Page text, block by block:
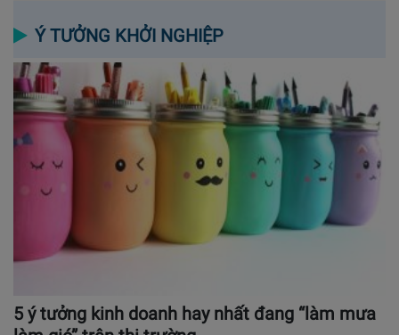
Ý TƯỞNG KHỞI NGHIỆP
5 ý tưởng kinh doanh hay nhất đang “làm mưa